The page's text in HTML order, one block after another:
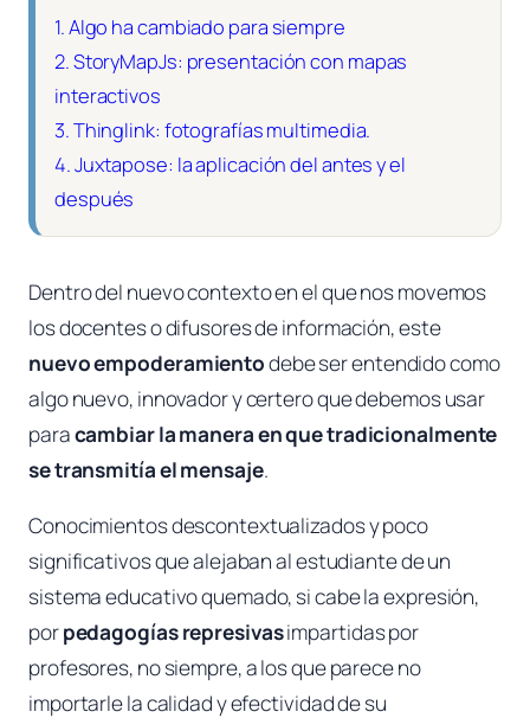
1.Algo ha cambiado para siempre
2.StoryMapJs: presentación con mapas
interactivos
3.Thinglink: fotografías multimedia.
4.Juxtapose: la aplicación del antes y el
después
Dentro del nuevo contexto en el que nos movemos
los docentes o difusores de información, este
nuevo empoderamientodebe ser entendido como
algo nuevo, innovador y certero que debemos usar
paracambiar la manera en que tradicionalmente
se transmitía el mensaje.
Conocimientos descontextualizados y poco
significativos que alejaban al estudiante de un
sistema educativo quemado, si cabe la expresión,
porpedagogías represivasimpartidas por
profesores, no siempre, a los que parece no
importarle la calidad y efectividad de su